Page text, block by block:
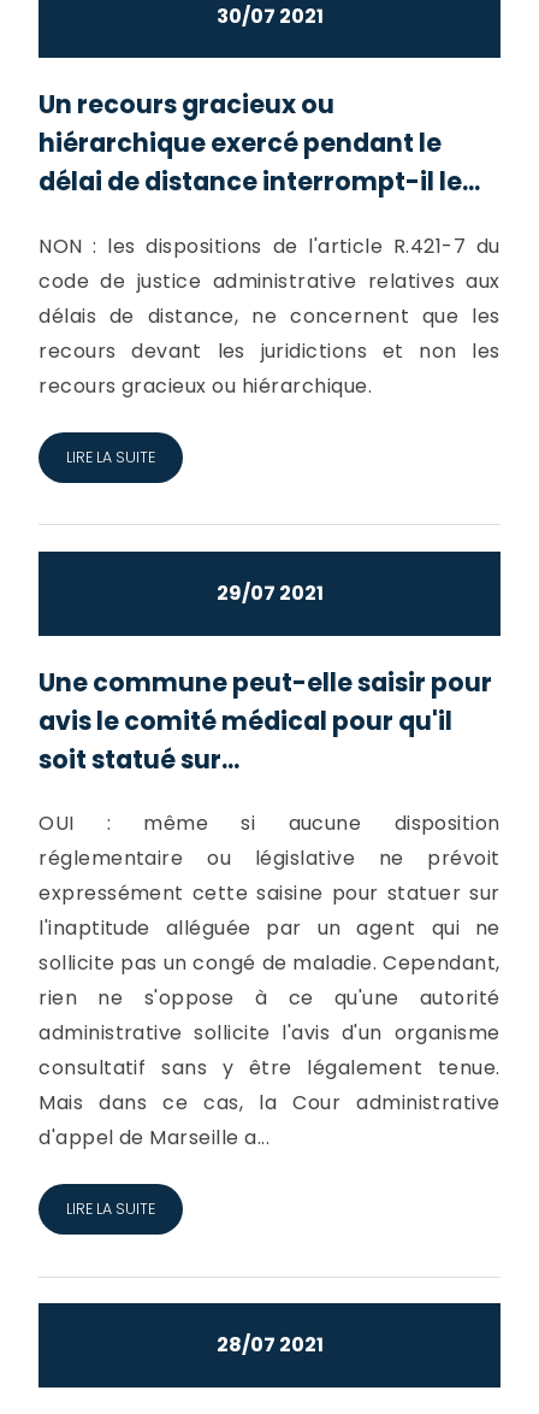
30/07 2021
Un recours gracieux ou
hiérarchique exercé pendant le
délai de distance interrompt-il le...
NON : les dispositions de l'article R.421-7 du
code de justice administrative relatives aux
délais de distance, ne concernent que les
recours devant les juridictions et non les
recours gracieux ou hiérarchique.
LIRE LA SUITE
29/07 2021
Une commune peut-elle saisir pour
avis le comité médical pour qu'il
soit statué sur...
OUI : même si aucune disposition
réglementaire ou législative ne prévoit
expressément cette saisine pour statuer sur
l'inaptitude alléguée par un agent qui ne
sollicite pas un congé de maladie. Cependant,
rien ne s'oppose à ce qu'une autorité
administrative sollicite l'avis d'un organisme
consultatif sans y être légalement tenue.
Mais dans ce cas, la Cour administrative
d'appel de Marseille a...
LIRE LA SUITE
28/07 2021